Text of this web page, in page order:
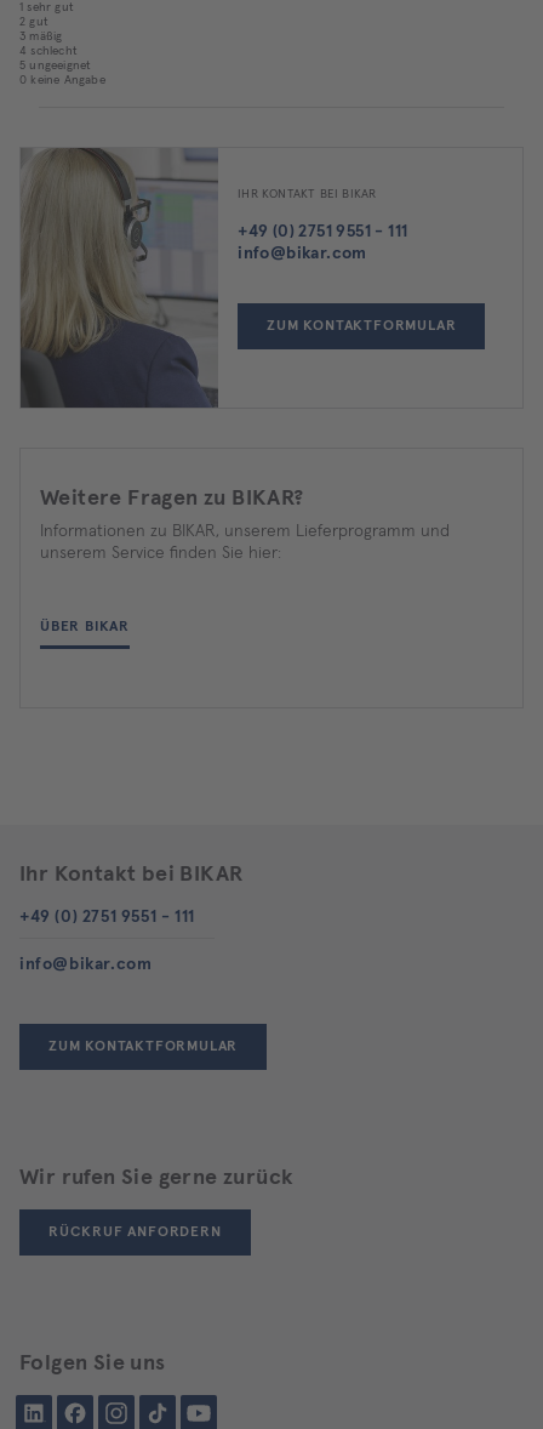
1 sehr gut
2 gut
3 mäßig
4 schlecht
5 ungeeignet
0 keine Angabe
IHR KONTAKT BEI BIKAR
+49 (0) 2751 9551 - 111
info@bikar.com
ZUM KONTAKTFORMULAR
Weitere Fragen zu BIKAR?
Informationen zu BIKAR, unserem Lieferprogramm und
unserem Service finden Sie hier:
ÜBER BIKAR
Ihr Kontakt bei BIKAR
+49 (0) 2751 9551 - 111
info@bikar.com
ZUM KONTAKTFORMULAR
Wir rufen Sie gerne zurück
RÜCKRUF ANFORDERN
Folgen Sie uns
LinkedInFacebookInstagramTiktokYouTube